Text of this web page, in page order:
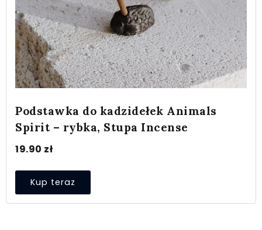
Podstawka do kadzidełek Animals
Spirit – rybka, Stupa Incense
19.90 zł
Kup teraz